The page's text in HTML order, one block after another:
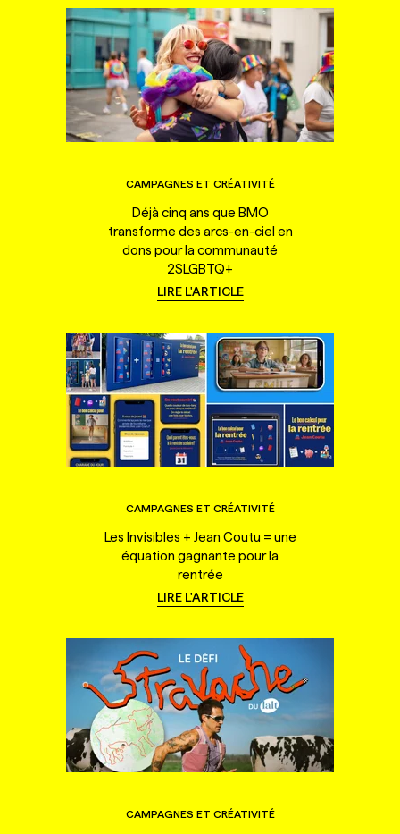
CAMPAGNES ET CRÉATIVITÉ
Déjà cinq ans que BMO
transforme des arcs-en-ciel en
dons pour la communauté
2SLGBTQ+
LIRE L'ARTICLE
CAMPAGNES ET CRÉATIVITÉ
Les Invisibles + Jean Coutu = une
équation gagnante pour la
rentrée
LIRE L'ARTICLE
CAMPAGNES ET CRÉATIVITÉ